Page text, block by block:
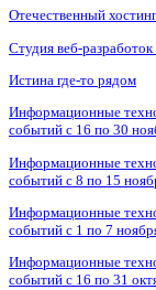
Отечественный
Студия веб-
Истина где-то рядом
Информационные
событий с 16 по 30
Информационные
событий с 8 по 15
Информационные
событий с 1 по 7
Информационные
событий с 16 по 31